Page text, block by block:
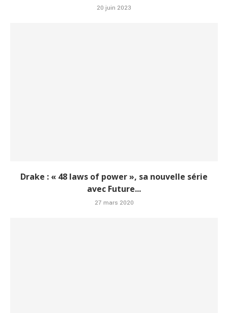
20 juin 2023
Drake : « 48 laws of power », sa nouvelle série
avec Future...
27 mars 2020